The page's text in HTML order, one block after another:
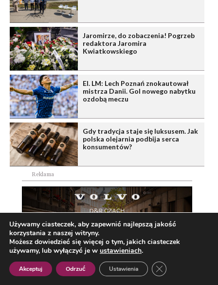
Jaromirze, do zobaczenia! Pogrzeb
redaktora Jaromira
Kwiatkowskiego
El. LM: Lech Poznań znokautował
mistrza Danii. Gol nowego nabytku
ozdobą meczu
Gdy tradycja staje się luksusem. Jak
polska olejarnia podbija serca
konsumentów?
Reklama
Polish
Używamy ciasteczek, aby zapewnić najlepszą jakość
korzystania z naszej witryny.
Możesz dowiedzieć się więcej o tym, jakich ciasteczek
używamy, lub wyłączyć je w ustawieniach.
Akceptuj Odrzuć Ustawienia Zamknij panel